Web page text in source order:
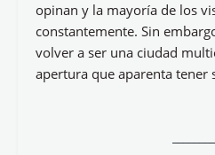
opinan y la mayoría de los
constantemente. Sin
volver a ser una ciudad
apertura que aparenta tener